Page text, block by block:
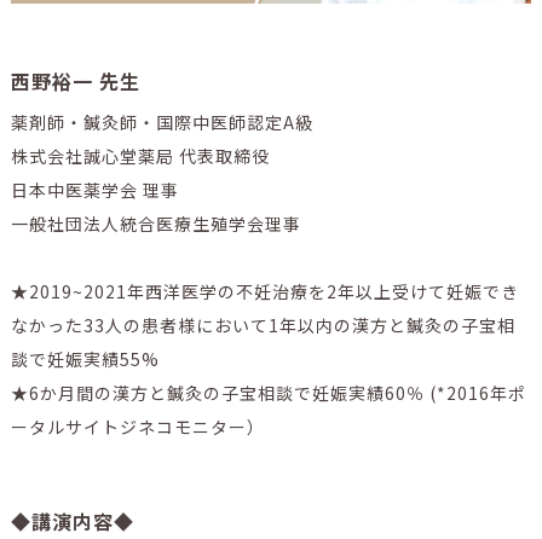
西野裕一 先生
薬剤師・鍼灸師・国際中医師認定A級
株式会社誠心堂薬局 代表取締役
日本中医薬学会 理事
一般社団法人統合医療生殖学会理事
★2019~2021年西洋医学の不妊治療を2年以上受けて妊娠でき
なかった33人の患者様において1年以内の漢方と鍼灸の子宝相
談で妊娠実績55%
★6か月間の漢方と鍼灸の子宝相談で妊娠実績60％ (*2016年ポ
ータルサイトジネコモニター）
◆講演内容◆